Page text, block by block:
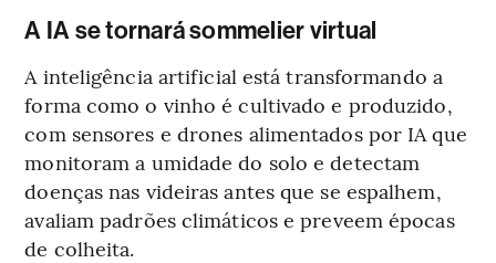
A IA se tornará sommelier virtual
A inteligência artificial está transformando a
forma como o vinho é cultivado e produzido,
com sensores e drones alimentados por IA que
monitoram a umidade do solo e detectam
doenças nas videiras antes que se espalhem,
avaliam padrões climáticos e preveem épocas
de colheita.